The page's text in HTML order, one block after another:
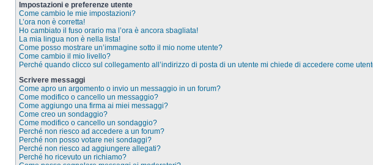
Impostazioni e preferenze utente
Come cambio le mie impostazioni?
L’ora non è corretta!
Ho cambiato il fuso orario ma l’ora è ancora sbagliata!
La mia lingua non è nella lista!
Come posso mostrare un’immagine sotto il mio nome utente?
Come cambio il mio livello?
Perché quando clicco sul collegamento all’indirizzo di posta di un utente mi chiede di accedere come
Scrivere messaggi
Come apro un argomento o invio un messaggio in un forum?
Come modifico o cancello un messaggio?
Come aggiungo una firma ai miei messaggi?
Come creo un sondaggio?
Come modifico o cancello un sondaggio?
Perché non riesco ad accedere a un forum?
Perché non posso votare nei sondaggi?
Perché non riesco ad aggiungere allegati?
Perché ho ricevuto un richiamo?